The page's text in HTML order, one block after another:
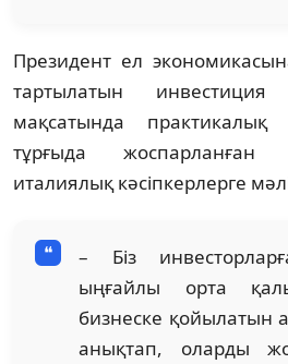
Президент ел
тартылатын
мақсатында
тұрғыда
италиялық кәсіпкерлерге
– Біз
ыңғайлы орта
бизнеске қойылатын
анықтап, оларды